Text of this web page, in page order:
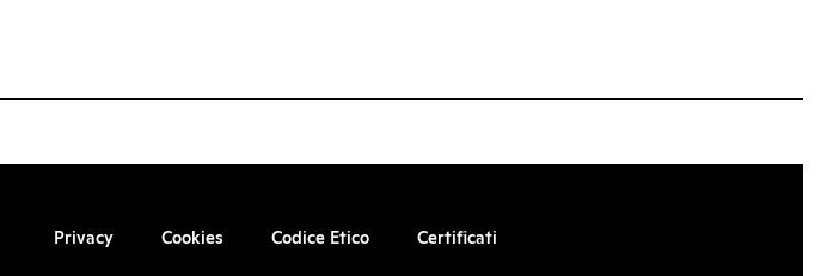
Privacy Cookies Codice Etico Certificati